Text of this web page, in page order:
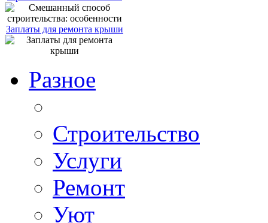
Заплаты для ремонта крыши
Разное
Строительство
Услуги
Ремонт
Уют